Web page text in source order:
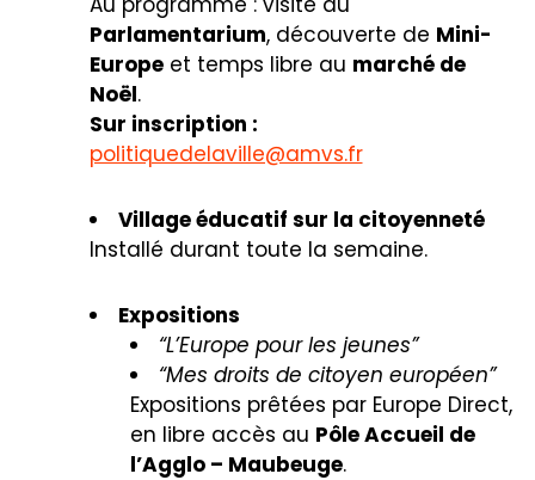
Parlamentarium, découverte de Mini-
Europeet temps libre au marché de
Noël.
Sur inscription :
politiquedelaville@amvs.fr
Village éducatif sur la citoyenneté
Installé durant toute la semaine.
Expositions
“L’Europe pour les jeunes”
“Mes droits de citoyen européen”
Expositions prêtées par Europe Direct,
en libre accès au Pôle Accueil de
l’Agglo – Maubeuge.